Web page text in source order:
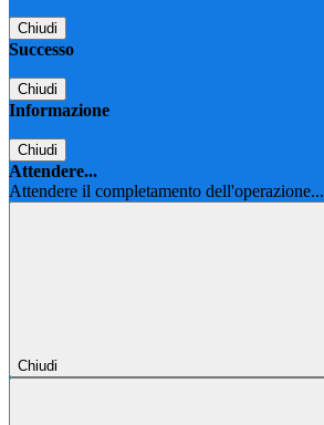
Chiudi
Successo
Chiudi
Informazione
Chiudi
Attendere...
Attendere il completamento dell'operazione...
Chiudi